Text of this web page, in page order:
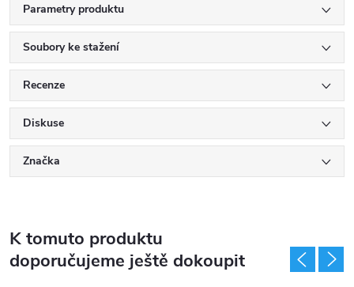
Parametry produktu
Soubory ke stažení
Recenze
Diskuse
Značka
K tomuto produktu
doporučujeme ještě dokoupit